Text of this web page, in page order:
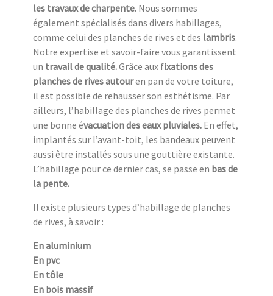
les travaux de charpente. Nous sommes
également spécialisés dans divers habillages,
comme celui des planches de rives et des lambris.
Notre expertise et savoir-faire vous garantissent
un travail de qualité.Grâce aux fixations des
planches de rives autouren pan de votre toiture,
il est possible de rehausser son esthétisme. Par
ailleurs, l’habillage des planches de rives permet
une bonne évacuation des eaux pluviales. En effet,
implantés sur l’avant-toit, les bandeaux peuvent
aussi être installés sous une gouttière existante.
L’habillage pour ce dernier cas, se passe en bas de
la pente.
Il existe plusieurs types d’habillage de planches
de rives, à savoir :
En aluminium
En pvc
En tôle
En bois massif